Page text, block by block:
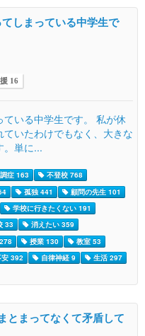
しまっている中学生で
16
いる中学生です。 私が休
いたわけでもなく、大きな
。単に...
症 163
不登校 768
孤独 441
顧問の先生 101
学校に行きたくない 191
33
消えたい 359
授業 130
教室 53
安 392 自律神経 9
生活 297
とまってなくて矛盾して